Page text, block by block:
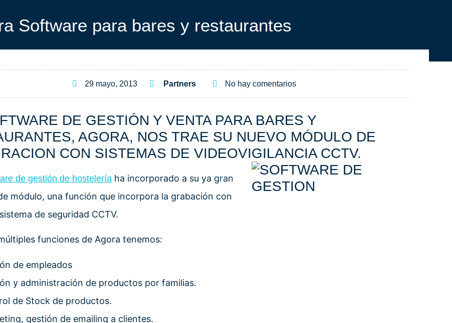
Software para bares y restaurantes
29 mayo, 2013 Partners No hay comentarios
DE GESTIÓN Y VENTA PARA BARES Y
AGORA, NOS TRAE SU NUEVO MÓDULO DE
CON SISTEMAS DE VIDEOVIGILANCIA CCTV.
de gestión de hostelería ha incorporado a su ya gran
módulo, una función que incorpora la grabación con
de seguridad CCTV.
funciones de Agora tenemos:
de empleados
y administración de productos por familias.
de Stock de productos.
gestión de emailing a clientes.